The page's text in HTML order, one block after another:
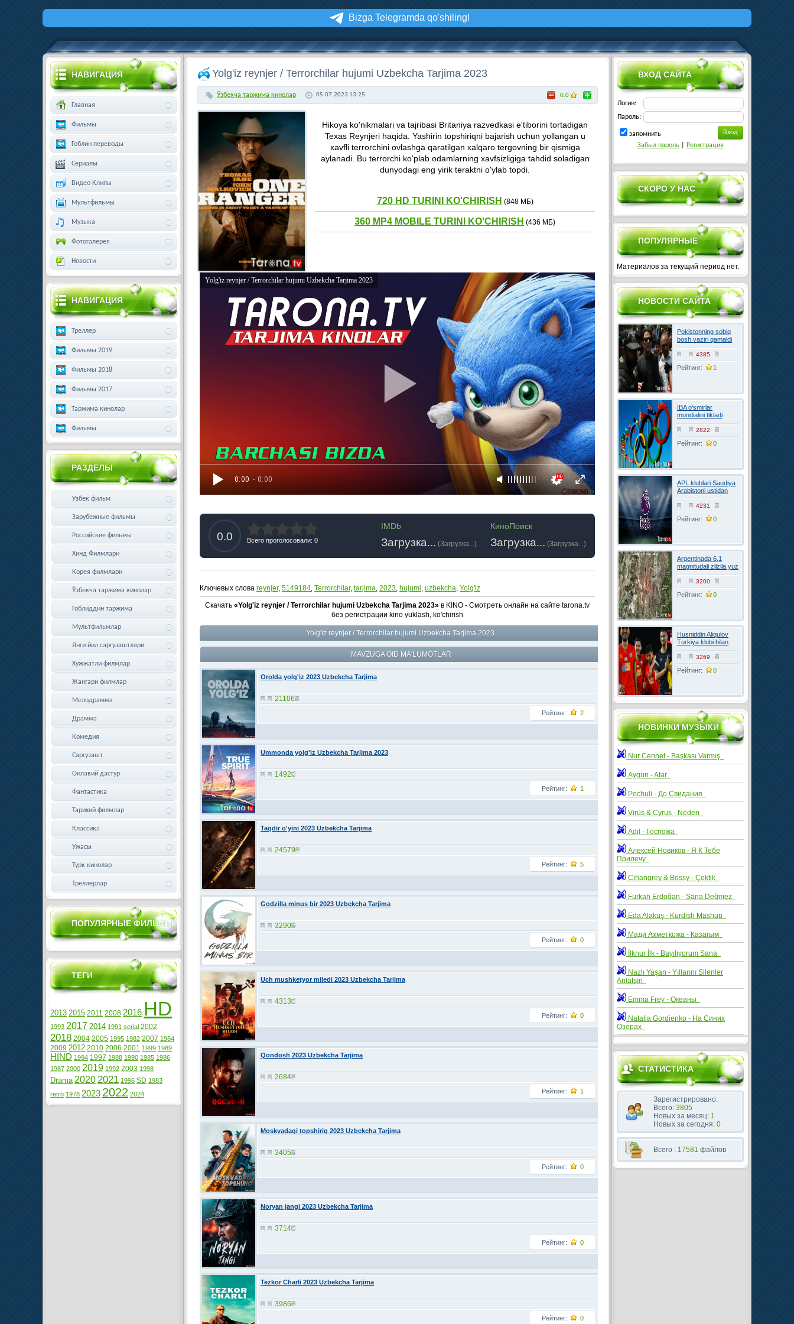
Bizga Telegramda qo'shiling!
Yolg'iz reynjer / Terrorchilar hujumi Uzbekcha Tarjima 2023
Ўзбекча таржима кинолар 05.07.2023 13:25 0.0
Hikoya ko'nikmalari va tajribasi Britaniya razvedkasi e'tiborini tortadigan
Texas Reynjeri haqida. Yashirin topshiriqni bajarish uchun yollangan u
xavfli terrorchini ovlashga qaratilgan xalqaro tergovning bir qismiga
aylanadi. Bu terrorchi ko'plab odamlarning xavfsizligiga tahdid soladigan
dunyodagi eng yirik teraktni o'ylab topdi.
720 HD TURINI KO'CHIRISH (848 МБ)
360 MP4 MOBILE TURINI KO'CHIRISH (436 МБ)
0:00 - 0:00
Yolg'iz reynjer / Terrorchilar hujumi Uzbekcha Tarjima 2023
0.0 Всего проголосовали: 0
IMDb
Загрузка... (Загрузка...)
КиноПоиск
Загрузка... (Загрузка...)
Ключевых слова reynjer, 5149184, Terrorchilar, tarjima, 2023, hujumi, uzbekcha, Yolg'iz
Скачать «Yolg'iz reynjer / Terrorchilar hujumi Uzbekcha Tarjima 2023» в KINO - Смотреть онлайн на сайте tarona.tv
без регистрации kino yuklash, ko'chirish
Yolg'iz reynjer / Terrorchilar hujumi Uzbekcha Tarjima 2023
MAVZUGA OID MA'LUMOTLAR
Orolda yolg'iz 2023 Uzbekcha Tarjima
21106
Рейтинг: 2
Ummonda yolg'iz Uzbekcha Tarjima 2023
1492
Рейтинг: 1
Taqdir o'yini 2023 Uzbekcha Tarjima
24579
Рейтинг: 5
Godzilla minus bir 2023 Uzbekcha Tarjima
3290
Рейтинг: 0
Uch mushketyor miledi 2023 Uzbekcha Tarjima
4313
Рейтинг: 0
Qondosh 2023 Uzbekcha Tarjima
2684
Рейтинг: 1
Moskvadagi topshiriq 2023 Uzbekcha Tarjima
3405
Рейтинг: 0
Noryan jangi 2023 Uzbekcha Tarjima
3714
Рейтинг: 0
Tezkor Charli 2023 Uzbekcha Tarjima
3986
Рейтинг: 0
ВХОД САЙТА
Логин:
Пароль:
запомнить
Забыл пароль| Регистрация
СКОРО У НАС
ПОПУЛЯРНЫЕ
Материалов за текущий период нет.
НОВОСТИ САЙТА
Pokistonning sobiq
bosh vaziri qamaldi
4385
Рейтинг: 1
IBA o‘smirlar
mundialini tikladi
2822
Рейтинг: 0
APL klublari Saudiya
Arabistoni ustidan
FIFAga shikoyat
qilmoqchi4231
Рейтинг: 0
Argentinada 6,1
magnitudali zilzila yuz
berdi
3200
Рейтинг: 0
Husniddin Aliqulov
Turkiya klubi bilan
kelishuvga erishdi
3269
Рейтинг: 0
НОВИНКИ МУЗЫКИ
Nur Cennet - Başkası Varmış
Aygün - Atar
Pochuli - До Свидания
Virüs & Cyrus - Neden
Adil - Госпожа
Алексей Новиков - Я К Тебе
Прилечу
Cihangrey & Bossy - Çektik
Furkan Erdoğan - Sana Değmez
Eda Alakuş - Kurdish Mashup
Мади Ахметкожа - Казагым
İlknur İlk - Bayılıyorum Sana
Nazlı Yaşan - Yıllarını Silenler
Anlatsın
Emma Frey - Океаны
Natalia Gordienko - На Синих
Озёрах
СТАТИСТИКА
Зарегистрировано:
Всего: 3805
Новых за месяц: 1
Новых за сегодня: 0
Всего : 17581 файлов
НАВИГАЦИЯ
Главная
Фильмы
Гоблин переводы
Сериалы
Видео Клипы
Мультфильмы
Музыка
Фотогалерея
Новости
НАВИГАЦИЯ
Треллер
Фильмы 2019
Фильмы 2018
Фильмы 2017
Таржима кинолар
Фильмы
РАЗДЕЛЫ
Узбек фильм
Зарубежные фильмы
Российские фильмы
Хинд Филмлари
Корея филмлари
Ўзбекча таржима кинолар
Гоблиддин таржима
Мультфильмлар
Янги йил саргузаштлари
Хужжатли филмлар
Жангари филмлар
Мелодрамма
Драмма
Комедия
Саргузашт
Оилавий дастур
Фантастика
Тарихий филмлар
Классика
Ужасы
Турк кинолар
Треллерлар
ПОПУЛЯРНЫЕ ФИЛЬМЫ
ТЕГИ
2013 2015 2011 2008 2016 HD
1993 2017 2014 1991 serial 2002
2018 2004 2005 1995 1982 2007 1984
2009 2012 2010 2006 2001 1999 1989
HIND 1994 1997 1988 1990 1985 1986
1987 2000 2019 1992 2003 1998
Drama 2020 2021 1996 SD 1983
retro 1978 2023 2022 2024